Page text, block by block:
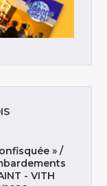
» /
- VITH